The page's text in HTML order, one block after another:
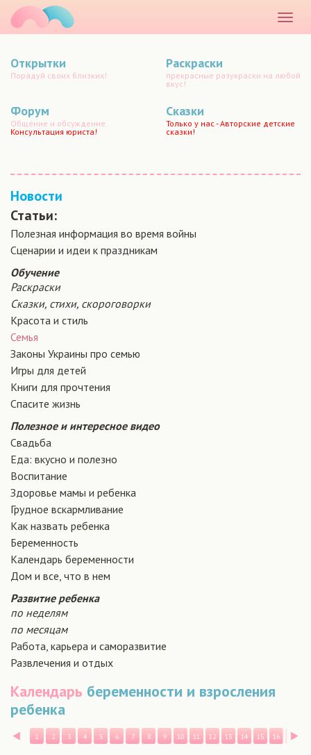
меню
Открытки
Порадуй своих близких!
Раскраски
прекрасные разукраски на любой
вкус!
Форум
Общение и обсуждение.
Консультация юриста!
Сказки
Только у нас - Авторские детские
сказки!
Новости
Статьи:
Полезная информация во время войны
Сценарии и идеи к праздникам
Обучение
Раскраски
Сказки, стихи, скороговорки
Красота и стиль
Семья
Законы Украины про семью
Игры для детей
Книги для прочтения
Спасите жизнь
Полезное и интересное видео
Свадьба
Еда: вкусно и полезно
Воспитание
Здоровье мамы и ребенка
Грудное вскармливание
Как назвать ребенка
Беременность
Календарь беременности
Дом и все, что в нем
Развитие ребенка
по неделям
по месяцам
Работа, карьера и саморазвитие
Развлечения и отдых
Календарь беременности и взросления
ребенка
Назад
1 2 3 4 5 6 7 8 9 10 11 12 13 14 15 16 17